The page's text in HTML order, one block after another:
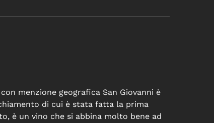
menzione geografica San Giovanni è
di cui è stata fatta la prima
è un vino che si abbina molto bene ad